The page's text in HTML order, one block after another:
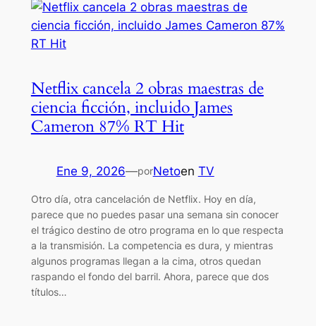
Netflix cancela 2 obras maestras de
ciencia ficción, incluido James
Cameron 87% RT Hit
Ene 9, 2026—porNetoen TV
Otro día, otra cancelación de Netflix. Hoy en día,
parece que no puedes pasar una semana sin conocer
el trágico destino de otro programa en lo que respecta
a la transmisión. La competencia es dura, y mientras
algunos programas llegan a la cima, otros quedan
raspando el fondo del barril. Ahora, parece que dos
títulos…